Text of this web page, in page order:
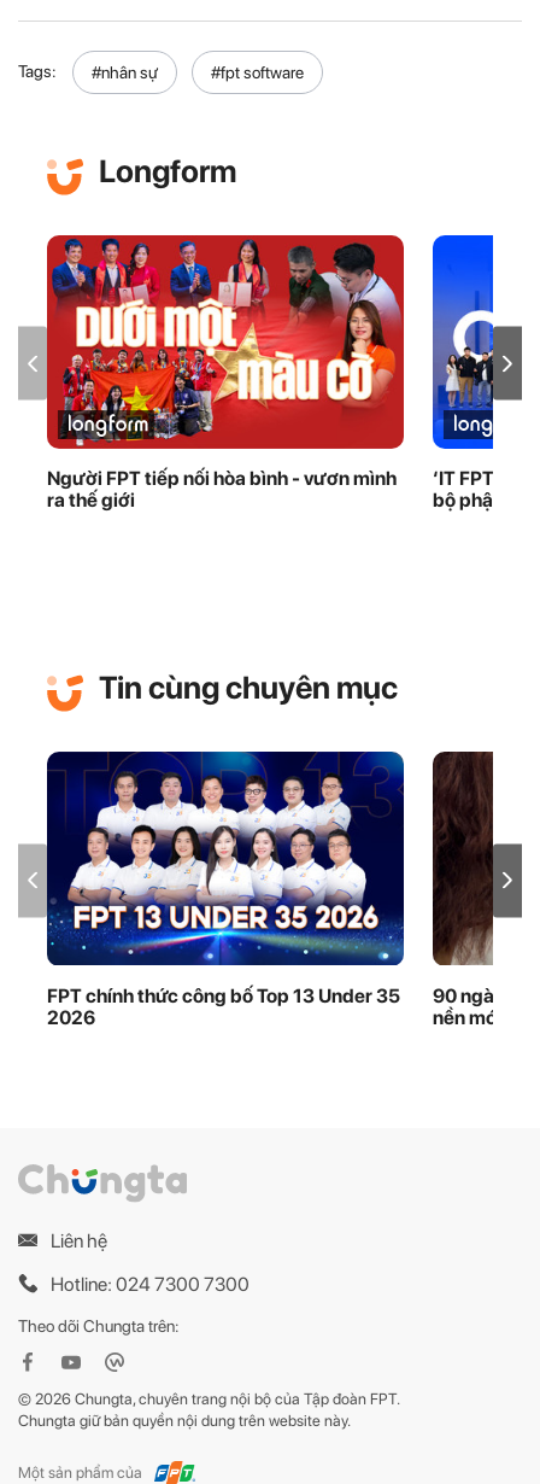
Tags: #nhân sự #fpt software
Longform
Người FPT tiếp nối hòa bình - vươn mình
ra thế giới
‘IT FPT
bộ phận
Tin cùng chuyên mục
FPT chính thức công bố Top 13 Under 35
2026
90 ngày
nền móng
Liên hệ
Hotline: 024 7300 7300
Theo dõi Chungta trên:
© 2026 Chungta, chuyên trang nội bộ của Tập đoàn FPT.
Chungta giữ bản quyền nội dung trên website này.
Một sản phẩm của